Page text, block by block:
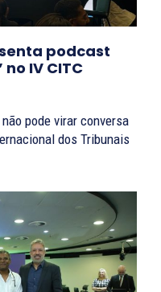
podcast
IV CITC
pode virar conversa
dos Tribunais